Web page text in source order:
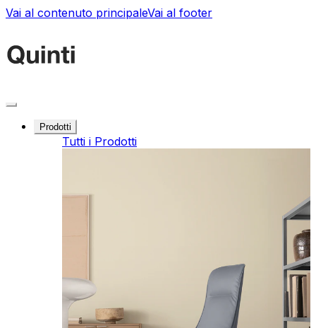
Vai al contenuto principaleVai al footer
Prodotti
Tutti i Prodotti